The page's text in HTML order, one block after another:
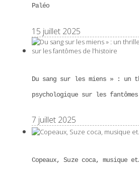
Paléo
15 juillet 2025
Du sang sur les miens » :
psychologique sur les
7 juillet 2025
Copeaux, Suze coca, musique